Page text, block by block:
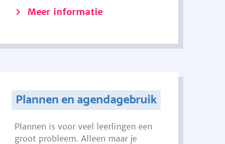
Meer informatie
Plannen en agendagebruik
Plannen is voor veel leerlingen een
groot probleem. Alleen maar je